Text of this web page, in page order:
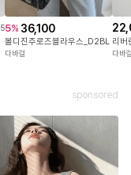
55% 36,100
볼디진주로즈블라우스_D2BL
다바걸
리버
다바
sponsored